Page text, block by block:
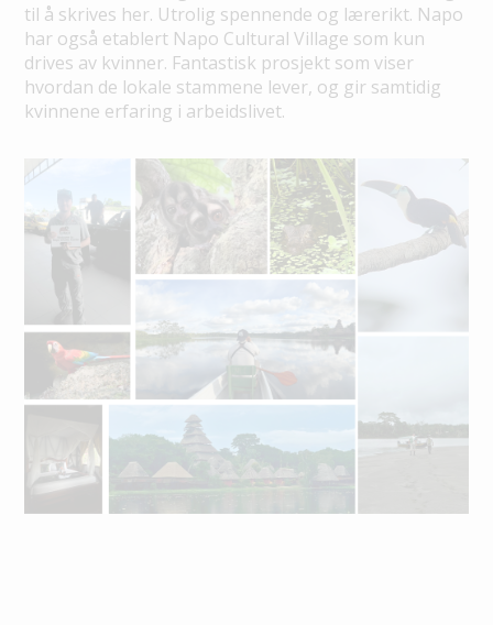
til å skrives her. Utrolig spennende og lærerikt. Napo
har også etablert Napo Cultural Village som kun
drives av kvinner. Fantastisk prosjekt som viser
hvordan de lokale stammene lever, og gir samtidig
kvinnene erfaring i arbeidslivet.